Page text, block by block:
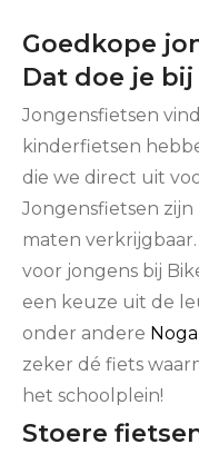
Goedkope
Dat doe je
Jongensfietsen
kinderfietsen
die we direct uit
Jongensfietsen
maten
voor jongens bij
een keuze uit de
onder andere
zeker dé fiets
het schoolplein!
Stoere